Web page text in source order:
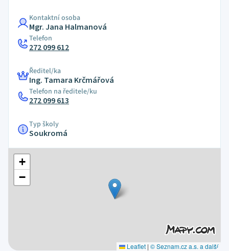
Kontaktní osoba
Mgr. Jana Halmanová
Telefon
272 099 612
Ředitel/ka
Ing. Tamara Krčmářová
Telefon na ředitele/ku
272 099 613
Typ školy
Soukromá
+
−
Leaflet | © Seznam.cz a.s. a další